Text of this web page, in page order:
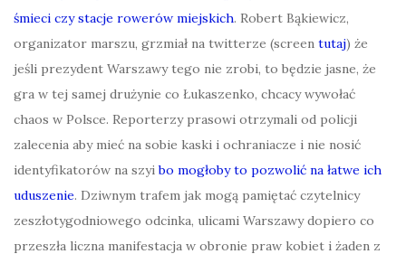
śmieci czy stacje rowerów miejskich. Robert Bąkiewicz,
organizator marszu, grzmiał na twitterze (screen tutaj) że
jeśli prezydent Warszawy tego nie zrobi, to będzie jasne, że
gra w tej samej drużynie co Łukaszenko, chcacy wywołać
chaos w Polsce. Reporterzy prasowi otrzymali od policji
zalecenia aby mieć na sobie kaski i ochraniacze i nie nosić
identyfikatorów na szyibo mogłoby to pozwolić na łatwe ich
uduszenie. Dziwnym trafem jak mogą pamiętać czytelnicy
zeszłotygodniowego odcinka, ulicami Warszawy dopiero co
przeszła liczna manifestacja w obronie praw kobiet i żaden z